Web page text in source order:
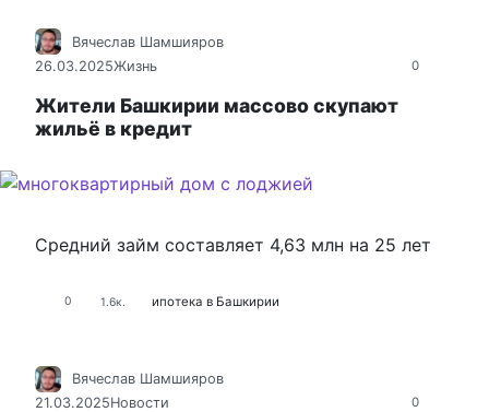
0
Вячеслав Шамшияров
26.03.2025Жизнь
Жители Башкирии массово скупают
жильё в кредит
Средний займ составляет 4,63 млн на 25 лет
0 1.6к. ипотека в Башкирии
0
Вячеслав Шамшияров
21.03.2025Новости